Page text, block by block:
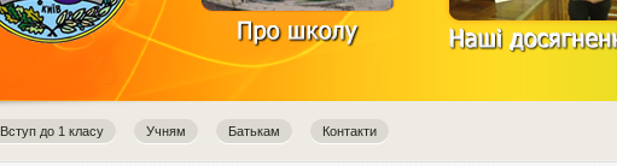
Вступ до 1 класу Учням Батькам Контакти